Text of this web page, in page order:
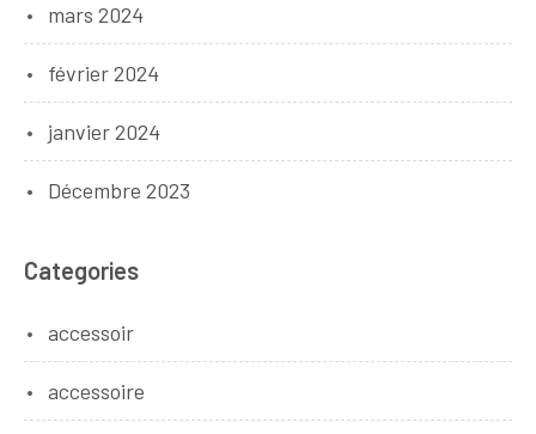
mars 2024
février 2024
janvier 2024
Décembre 2023
Categories
accessoir
accessoire